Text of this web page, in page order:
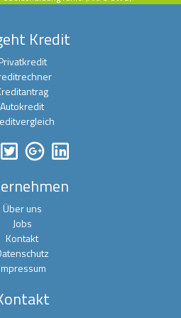
Kredit
Autokredit
Über uns
Jobs
Kontakt
Impressum